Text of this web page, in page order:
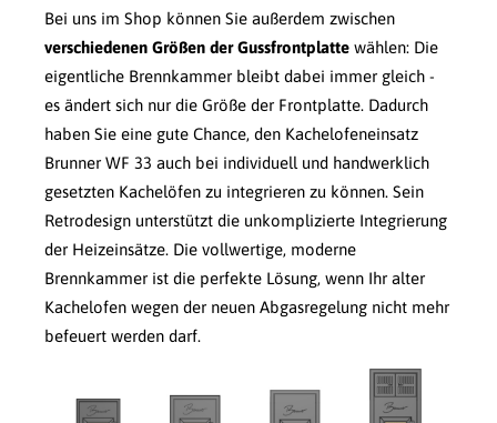
Bei uns im Shop können Sie außerdem zwischen
verschiedenen Größen der Gussfrontplatte wählen: Die
eigentliche Brennkammer bleibt dabei immer gleich -
es ändert sich nur die Größe der Frontplatte. Dadurch
haben Sie eine gute Chance, den Kachelofeneinsatz
Brunner WF 33 auch bei individuell und handwerklich
gesetzten Kachelöfen zu integrieren zu können. Sein
Retrodesign unterstützt die unkomplizierte Integrierung
der Heizeinsätze. Die vollwertige, moderne
Brennkammer ist die perfekte Lösung, wenn Ihr alter
Kachelofen wegen der neuen Abgasregelung nicht mehr
befeuert werden darf.